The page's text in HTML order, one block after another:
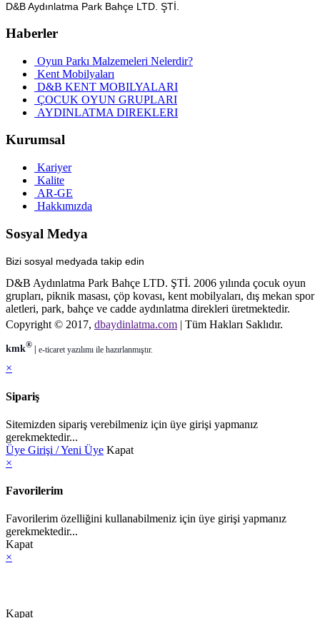
D&B Aydınlatma Park Bahçe LTD. ŞTİ.
Haberler
Oyun Parkı Malzemeleri Nelerdir?
Kent Mobilyaları
D&B KENT MOBILYALARI
ÇOCUK OYUN GRUPLARI
AYDINLATMA DIREKLERI
Kurumsal
Kariyer
Kalite
AR-GE
Hakkımızda
Sosyal Medya
Bizi sosyal medyada takip edin
D&B Aydınlatma Park Bahçe LTD. ŞTİ. 2006 yılında çocuk oyun
grupları, piknik masası, çöp kovası, kent mobilyaları, dış mekan spor
aletleri, park, bahçe ve cadde aydınlatma direkleri üretmektedir.
Copyright © 2017, dbaydinlatma.com | Tüm Hakları Saklıdır.
kmk® e-ticaret yazılımı ile hazırlanmıştır.
×
Sipariş
Sitemizden sipariş verebilmeniz için üye girişi yapmanız
gerekmektedir...
Üye Girişi / Yeni Üye Kapat
×
Favorilerim
Favorilerim özelliğini kullanabilmeniz için üye girişi yapmanız
gerekmektedir...
Kapat
×
Kapat